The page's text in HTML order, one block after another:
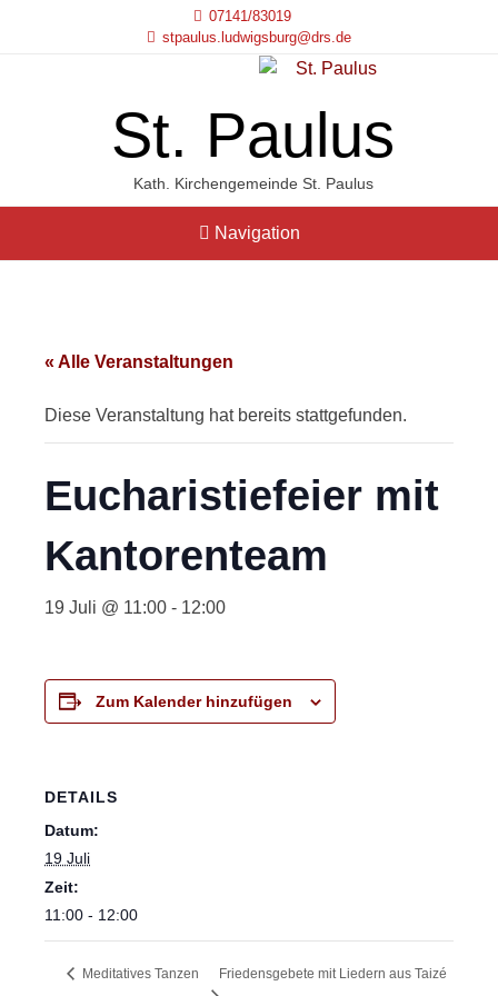
07141/83019
stpaulus.ludwigsburg@drs.de
St. Paulus
Kath. Kirchengemeinde St. Paulus
Navigation
« Alle Veranstaltungen
Diese Veranstaltung hat bereits stattgefunden.
Eucharistiefeier mit
Kantorenteam
19 Juli @ 11:00 - 12:00
Zum Kalender hinzufügen
DETAILS
Datum:
19 Juli
Zeit:
11:00 - 12:00
Meditatives Tanzen Friedensgebete mit Liedern aus Taizé